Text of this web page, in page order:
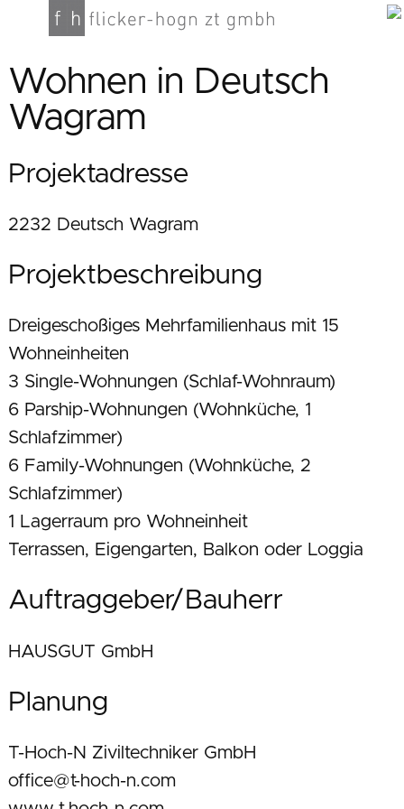
Wohnen in Deutsch
Wagram
Projektadresse
2232 Deutsch Wagram
Projektbeschreibung
Dreigeschoßiges Mehrfamilienhaus mit 15
Wohneinheiten
3 Single-Wohnungen (Schlaf-Wohnraum)
6 Parship-Wohnungen (Wohnküche, 1
Schlafzimmer)
6 Family-Wohnungen (Wohnküche, 2
Schlafzimmer)
1 Lagerraum pro Wohneinheit
Terrassen, Eigengarten, Balkon oder Loggia
Auftraggeber/Bauherr
HAUSGUT GmbH
Planung
T-Hoch-N Ziviltechniker GmbH
office@t-hoch-n.com